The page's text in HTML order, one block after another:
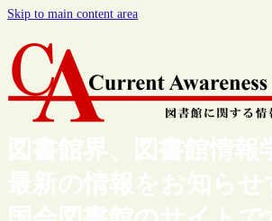
Skip to main content area
図書館界、図書館情報
最新の情報をお知らせ